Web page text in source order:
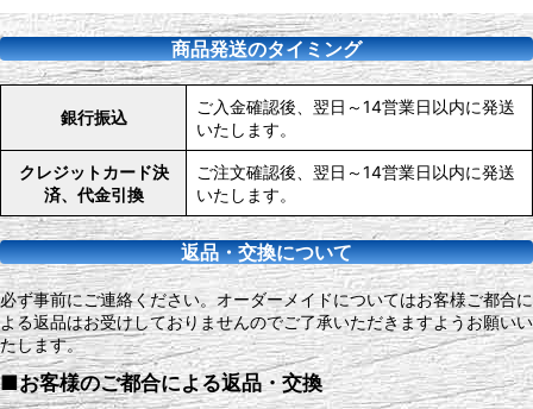
商品発送のタイミング
銀行振込
ご入金確認後、翌日～14営業日以内に発送
いたします。
クレジットカード決
済、代金引換
ご注文確認後、翌日～14営業日以内に発送
いたします。
返品・交換について
必ず事前にご連絡ください。オーダーメイドについてはお客様ご都合に
よる返品はお受けしておりませんのでご了承いただきますようお願いい
たします。
■お客様のご都合による返品・交換